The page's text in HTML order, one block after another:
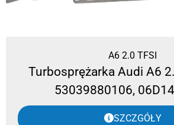
A6 2.0 TFSI
Turbosprężarka Audi A6
53039880106,
SZCZGÓŁY